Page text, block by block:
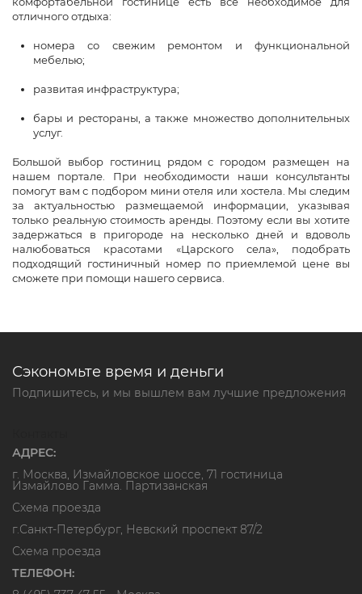
отличного отдыха:
номера со свежим ремонтом и функциональной
мебелью;
развитая инфраструктура;
бары и рестораны, а также множество дополнительных
услуг.
Большой выбор гостиниц рядом с городом размещен на
нашем портале. При необходимости наши консультанты
помогут вам с подбором мини отеля или хостела. Мы следим
за актуальностью размещаемой информации, указывая
только реальную стоимость аренды. Поэтому если вы хотите
задержаться в пригороде на несколько дней и вдоволь
налюбоваться красотами «Царского села», подобрать
подходящий гостиничный номер по приемлемой цене вы
сможете при помощи нашего сервиса.
Сэкономьте время и деньги
Подпишитесь, и мы вышлем вам лучшие предложения
АДРЕС:
г. Москва, Измайловское шоссе, 71 гостиница
Измайлово Гамма. Партизанская
Схема проезда
г.Санкт-Петербург, Невский проспект 87/2
Схема проезда
ТЕЛЕФОН: